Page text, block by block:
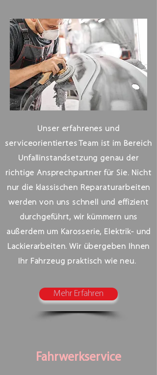
Unser erfahrenes und
serviceorientiertes Team ist im Bereich
Unfallinstandsetzung genau der
richtige Ansprechpartner für Sie. Nicht
nur die klassischen Reparaturarbeiten
werden von uns schnell und effizient
durchgeführt, wir kümmern uns
außerdem um Karosserie, Elektrik- und
Lackierarbeiten. Wir übergeben Ihnen
Ihr Fahrzeug praktisch wie neu.
Mehr Erfahren
Fahrwerkservice